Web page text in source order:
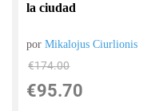
la ciudad
porMikalojus Ciurlionis
€174.00
€95.70